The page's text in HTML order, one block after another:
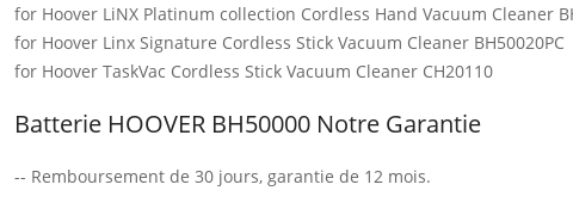
for Hoover LiNX Platinum collection Cordless Hand Vacuum Cleaner
for Hoover Linx Signature Cordless Stick Vacuum Cleaner BH50020PC
for Hoover TaskVac Cordless Stick Vacuum Cleaner CH20110
Batterie HOOVER BH50000 Notre Garantie
-- Remboursement de 30 jours, garantie de 12 mois.